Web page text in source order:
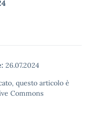
26.07.2024
questo articolo è
Commons